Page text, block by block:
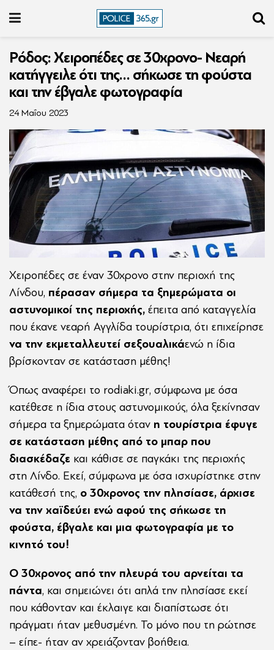
Ρόδος: Χειροπέδες σε 30χρονο- Νεαρή
κατήγγειλε ότι της… σήκωσε τη φούστα
και την έβγαλε φωτογραφία
24 Μαΐου 2023
Χειροπέδες σε έναν 30χρονο στην περιοχή της
Λίνδου, πέρασαν σήμερα τα ξημερώματα οι
αστυνομικοί της περιοχής, έπειτα από καταγγελία
που έκανε νεαρή Αγγλίδα τουρίστρια, ότι επιχείρησε
να την εκμεταλλευτεί σεξουαλικάενώ η ίδια
βρίσκονταν σε κατάσταση μέθης!
Όπως αναφέρει το rodiaki.gr, σύμφωνα με όσα
κατέθεσε η ίδια στους αστυνομικούς, όλα ξεκίνησαν
σήμερα τα ξημερώματα όταν η τουρίστρια έφυγε
σε κατάσταση μέθης από το μπαρ που
διασκέδαζε και κάθισε σε παγκάκι της περιοχής
στη Λίνδο. Εκεί, σύμφωνα με όσα ισχυρίστηκε στην
κατάθεσή της, ο 30χρονος την πλησίασε, άρχισε
να την χαϊδεύει ενώ αφού της σήκωσε τη
φούστα, έβγαλε και μια φωτογραφία με το
κινητό του!
Ο 30χρονος από την πλευρά του αρνείται τα
πάντα, και σημειώνει ότι απλά την πλησίασε εκεί
που κάθονταν και έκλαιγε και διαπίστωσε ότι
πράγματι ήταν μεθυσμένη. Το μόνο που τη ρώτησε
– είπε- ήταν αν χρειάζονταν βοήθεια.